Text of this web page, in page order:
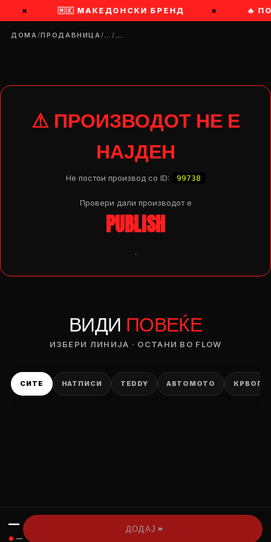
× 🇲🇰 МАКЕДОНСКИ БРЕНД × 🔥
ДОМА/ПРОДАВНИЦА/…/…
⚠ ПРОИЗВОДОТ НЕ Е
НАЈДЕН
Не постои производ со ID: 99738
Провери дали производот e
PUBLISH
.
ВИДИ ПОВЕЌЕ
ИЗБЕРИ ЛИНИЈА · ОСТАНИ ВО FLOW
СИТЕ НАТПИСИ TEDDY АВТОМОТО
—
● —
ДОДАЈ ›››